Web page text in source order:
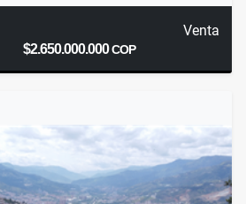
Venta
$2.650.000.000COP